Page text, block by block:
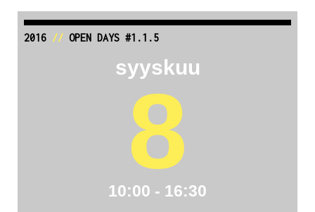
2016// OPEN DAYS #1.1.5
syyskuu
8
10:00 - 16:30